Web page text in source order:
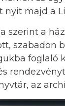
nyit majd a
szerint a
szabadon
foglaló
az